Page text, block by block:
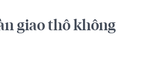
giao thô không